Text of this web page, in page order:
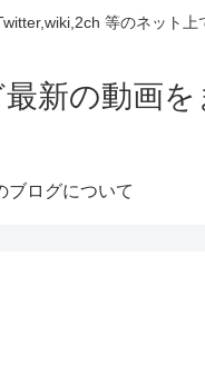
等のネット
新の動画
ブログについて